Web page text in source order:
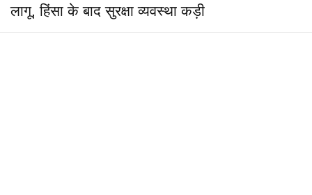
लागू, हिंसा के बाद सुरक्षा व्यवस्था कड़ी